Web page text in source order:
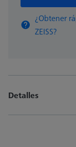
¿Obtener
ZEISS?
Detalles